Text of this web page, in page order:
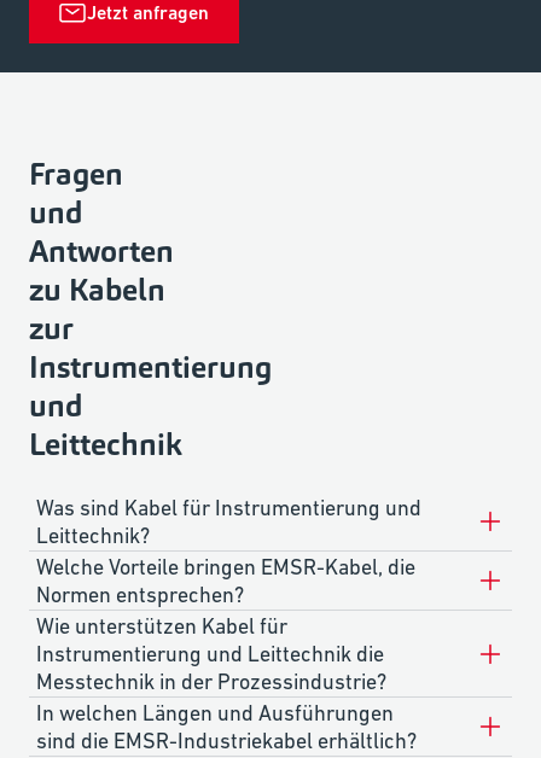
Jetzt anfragen
Fragen
und
Antworten
zu Kabeln
zur
Instrumentierung
und
Leittechnik
Was sind Kabel für Instrumentierung und
Leittechnik?
Welche Vorteile bringen EMSR-Kabel, die
Normen entsprechen?
Wie unterstützen Kabel für
Instrumentierung und Leittechnik die
Messtechnik in der Prozessindustrie?
In welchen Längen und Ausführungen
sind die EMSR-Industriekabel erhältlich?